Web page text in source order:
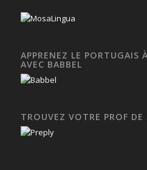
APPRENEZ LE PORTUGAIS
AVEC BABBEL
TROUVEZ VOTRE PROF